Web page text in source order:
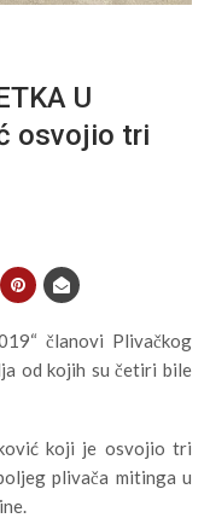
U
osvojio tri
članovi Plivačkog
od kojih su četiri bile
koji je osvojio tri
plivača mitinga u